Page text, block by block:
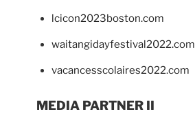
lcicon2023boston.com
waitangidayfestival2022.com
vacancesscolaires2022.com
MEDIA PARTNER II